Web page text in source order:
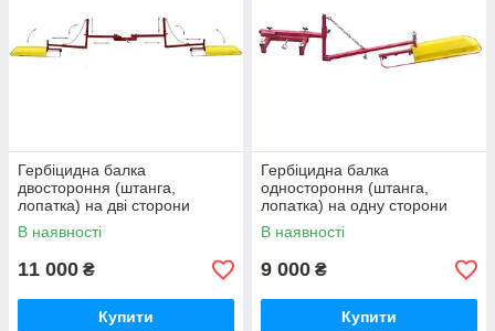
Гербіцидна балка
двостороння (штанга,
лопатка) на дві сторони
обприскувача
В наявності
11 000 ₴
Купити
Гербіцидна балка
одностороння (штанга,
лопатка) на одну сторони
обприскувача
В наявності
9 000 ₴
Купити